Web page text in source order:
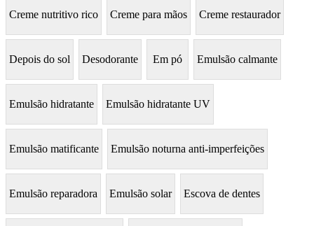
Creme nutritivo rico Creme para mãos Creme restaurador
Depois do sol Desodorante Em pó Emulsão calmante
Emulsão hidratante Emulsão hidratante UV
Emulsão matificante Emulsão noturna anti-imperfeições
Emulsão reparadora Emulsão solar Escova de dentes